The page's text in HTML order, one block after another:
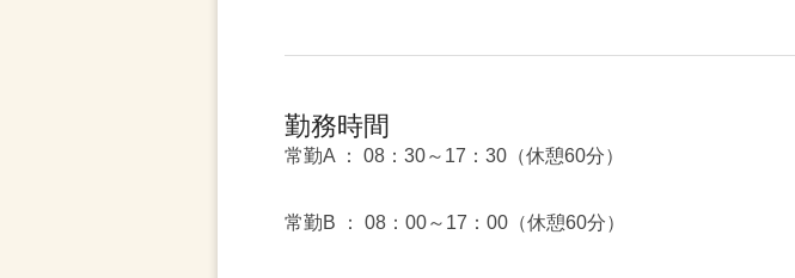
勤務時間
常勤A ： 08：30～17：30（休憩60分）
常勤B ： 08：00～17：00（休憩60分）